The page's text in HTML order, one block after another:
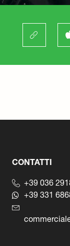
CONTATTI
+39 036
+39 331